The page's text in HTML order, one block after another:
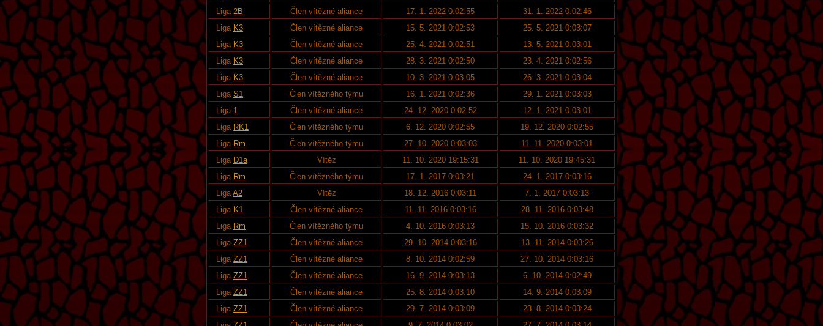
Liga 2B Člen vítězné aliance 17. 1. 2022 0:02:55
31. 1. 2022 0:02:46
Liga K3 Člen vítězné aliance 15. 5. 2021 0:02:53
25. 5. 2021 0:03:07
Liga K3 Člen vítězné aliance 25. 4. 2021 0:02:51
13. 5. 2021 0:03:01
Liga K3 Člen vítězné aliance 28. 3. 2021 0:02:50
23. 4. 2021 0:02:56
Liga K3 Člen vítězné aliance 10. 3. 2021 0:03:05
26. 3. 2021 0:03:04
Liga S1 Člen vítězného týmu 16. 1. 2021 0:02:36
29. 1. 2021 0:03:03
Liga 1 Člen vítězné aliance 24. 12. 2020 0:02:52
12. 1. 2021 0:03:01
Liga RK1 Člen vítězného týmu 6. 12. 2020 0:02:55
19. 12. 2020 0:02:55
Liga Rm Člen vítězného týmu 27. 10. 2020 0:03:03
11. 11. 2020 0:03:01
Liga D1a Vítěz 11. 10. 2020 19:15:31
11. 10. 2020 19:45:31
Liga Rm Člen vítězného týmu 17. 1. 2017 0:03:21
24. 1. 2017 0:03:16
LigaA2 Vítěz 18. 12. 2016 0:03:11
7. 1. 2017 0:03:13
Liga K1 Člen vítězné aliance 11. 11. 2016 0:03:16
28. 11. 2016 0:03:48
Liga Rm Člen vítězného týmu 4. 10. 2016 0:03:13
15. 10. 2016 0:03:32
Liga ZZ1 Člen vítězné aliance 29. 10. 2014 0:03:16
13. 11. 2014 0:03:26
Liga ZZ1 Člen vítězné aliance 8. 10. 2014 0:02:59
27. 10. 2014 0:03:16
Liga ZZ1 Člen vítězné aliance 16. 9. 2014 0:03:13
6. 10. 2014 0:02:49
Liga ZZ1 Člen vítězné aliance 25. 8. 2014 0:03:10
14. 9. 2014 0:03:09
Liga ZZ1 Člen vítězné aliance 29. 7. 2014 0:03:09
23. 8. 2014 0:03:24